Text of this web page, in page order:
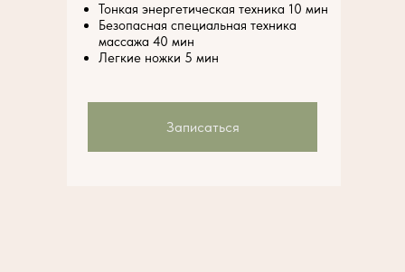
Тонкая энергетическая техника 10 мин
Безопасная специальная техника
массажа 40 мин
Легкие ножки 5 мин
Записаться